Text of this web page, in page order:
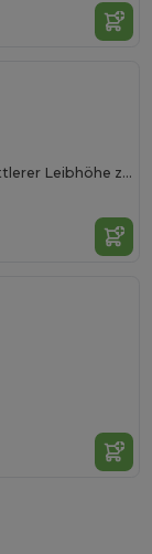
Damen-Cargohose mit mittlerer Leibhöhe zum Überziehen